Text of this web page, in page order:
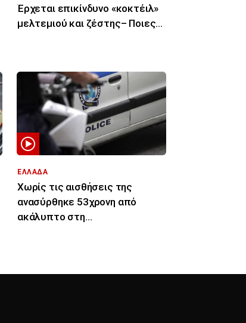
Έρχεται επικίνδυνο «κοκτέιλ»
μελτεμιού και ζέστης– Ποιες
ΕΛΛΑΔΑ
Χωρίς τις αισθήσεις της
ανασύρθηκε 53χρονη από
ακάλυπτο στη